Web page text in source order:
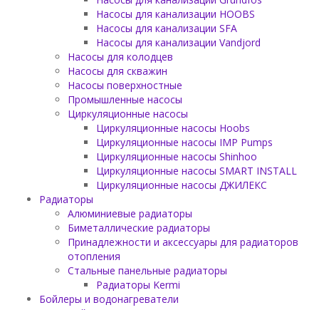
Насосы для канализации HOOBS
Насосы для канализации SFA
Насосы для канализации Vandjord
Насосы для колодцев
Насосы для скважин
Насосы поверхностные
Промышленные насосы
Циркуляционные насосы
Циркуляционные насосы Hoobs
Циркуляционные насосы IMP Pumps
Циркуляционные насосы Shinhoo
Циркуляционные насосы SMART INSTALL
Циркуляционные насосы ДЖИЛЕКС
Радиаторы
Алюминиевые радиаторы
Биметаллические радиаторы
Принадлежности и аксессуары для радиаторов
отопления
Стальные панельные радиаторы
Радиаторы Kermi
Бойлеры и водонагреватели